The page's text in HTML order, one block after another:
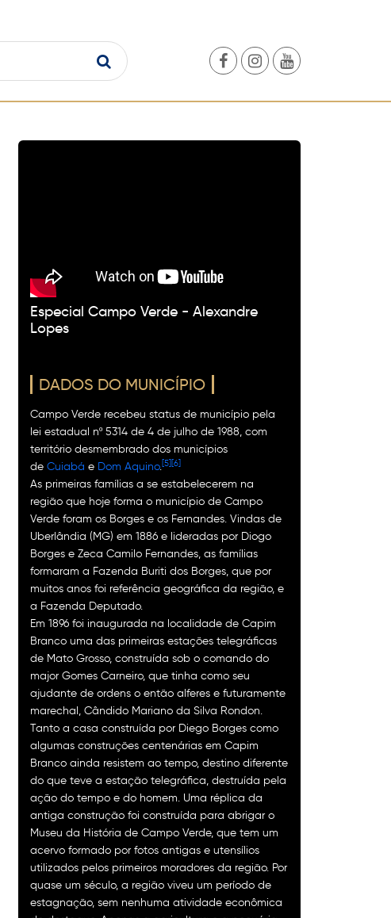
Especial Campo Verde - Alexandre
Lopes
DADOS DO MUNICÍPIO
Campo Verde recebeu status de município pela
lei estadual nº 5314 de 4 de julho de 1988, com
território desmembrado dos municípios
de Cuiabá e Dom Aquino. [5] [6]
As primeiras famílias a se estabelecerem na
região que hoje forma o município de Campo
Verde foram os Borges e os Fernandes. Vindas de
Uberlândia (MG) em 1886 e lideradas por Diogo
Borges e Zeca Camilo Fernandes, as famílias
formaram a Fazenda Buriti dos Borges, que por
muitos anos foi referência geográfica da região, e
a Fazenda Deputado.
Em 1896 foi inaugurada na localidade de Capim
Branco uma das primeiras estações telegráficas
de Mato Grosso, construída sob o comando do
major Gomes Carneiro, que tinha como seu
ajudante de ordens o então alferes e futuramente
marechal, Cândido Mariano da Silva Rondon.
Tanto a casa construída por Diego Borges como
algumas construções centenárias em Capim
Branco ainda resistem ao tempo, destino diferente
do que teve a estação telegráfica, destruída pela
ação do tempo e do homem. Uma réplica da
antiga construção foi construída para abrigar o
Museu da História de Campo Verde, que tem um
acervo formado por fotos antigas e utensílios
utilizados pelos primeiros moradores da região. Por
quase um século, a região viveu um período de
estagnação, sem nenhuma atividade econômica